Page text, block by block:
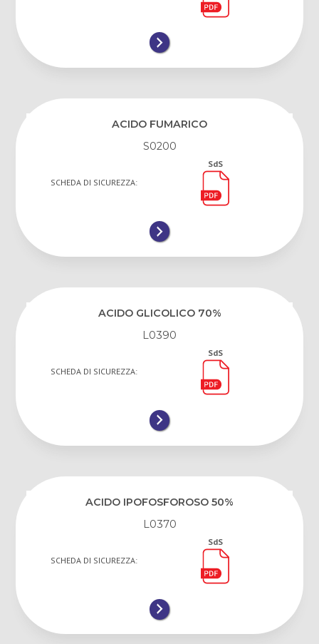
ACIDO FUMARICO
S0200
SCHEDA DI SICUREZZA:
SdS
ACIDO GLICOLICO 70%
L0390
SCHEDA DI SICUREZZA:
SdS
ACIDO IPOFOSFOROSO 50%
L0370
SCHEDA DI SICUREZZA:
SdS